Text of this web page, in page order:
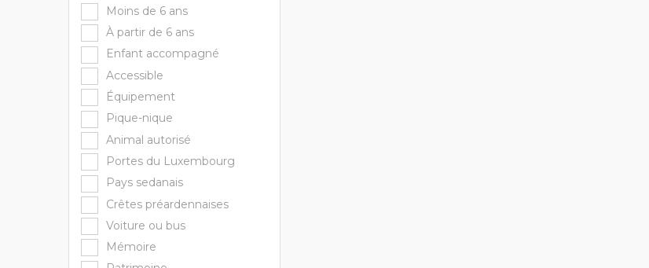
Moins de 6 ans
À partir de 6 ans
Enfant accompagné
Accessible
Équipement
Pique-nique
Animal autorisé
Portes du Luxembourg
Pays sedanais
Crêtes préardennaises
Voiture ou bus
Mémoire